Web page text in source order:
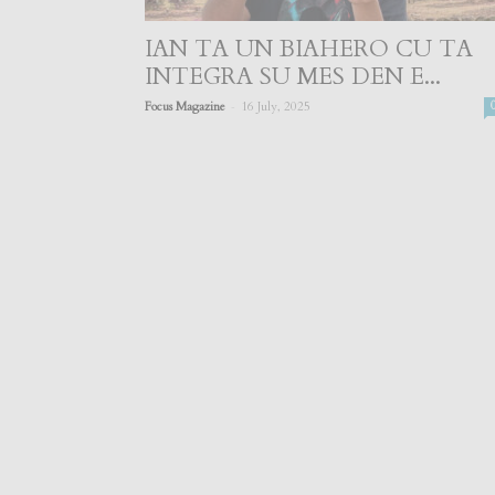
IAN TA UN BIAHERO CU TA
INTEGRA SU MES DEN E...
Focus Magazine 16 July, 2025 0